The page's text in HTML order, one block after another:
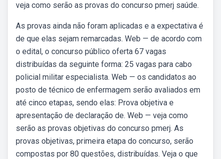
veja como serão as provas do concurso pmerj saúde.
As provas ainda não foram aplicadas e a expectativa é
de que elas sejam remarcadas. Web — de acordo com
o edital, o concurso público oferta 67 vagas
distribuídas da seguinte forma: 25 vagas para cabo
policial militar especialista. Web — os candidatos ao
posto de técnico de enfermagem serão avaliados em
até cinco etapas, sendo elas: Prova objetiva e
apresentação de declaração de. Web — veja como
serão as provas objetivas do concurso pmerj. As
provas objetivas, primeira etapa do concurso, serão
compostas por 80 questões, distribuídas. Veja o que